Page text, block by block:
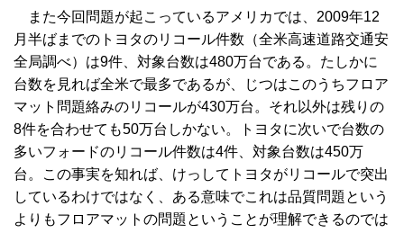
また今回問題が起こっているアメリカでは、2009年12
月半ばまでのトヨタのリコール件数（全米高速道路交通安
全局調べ）は9件、対象台数は480万台である。たしかに
台数を見れば全米で最多であるが、じつはこのうちフロア
マット問題絡みのリコールが430万台。それ以外は残りの
8件を合わせても50万台しかない。トヨタに次いで台数の
多いフォードのリコール件数は4件、対象台数は450万
台。この事実を知れば、けっしてトヨタがリコールで突出
しているわけではなく、ある意味でこれは品質問題という
よりもフロアマットの問題ということが理解できるのでは